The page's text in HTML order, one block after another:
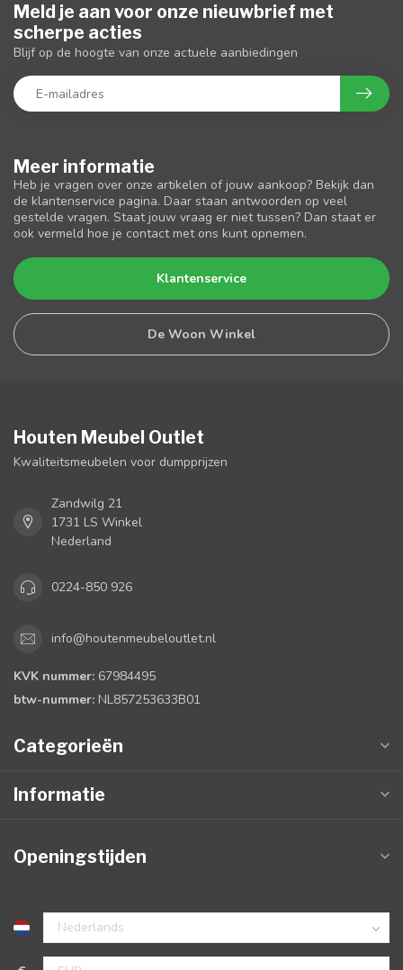
Meer informatie
Heb je vragen over onze artikelen of jouw aankoop? Bekijk dan
de klantenservice pagina. Daar staan antwoorden op veel
gestelde vragen. Staat jouw vraag er niet tussen? Dan staat er
ook vermeld hoe je contact met ons kunt opnemen.
Klantenservice
De Woon Winkel
Meld je aan voor onze nieuwbrief met
scherpe acties
Blijf op de hoogte van onze actuele aanbiedingen
Houten Meubel Outlet
Kwaliteitsmeubelen voor dumpprijzen
Zandwilg 21
1731 LS Winkel
Nederland
0224-850 926
info@houtenmeubeloutlet.nl
KVK nummer: 67984495
btw-nummer: NL857253633B01
Categorieën
Informatie
Openingstijden